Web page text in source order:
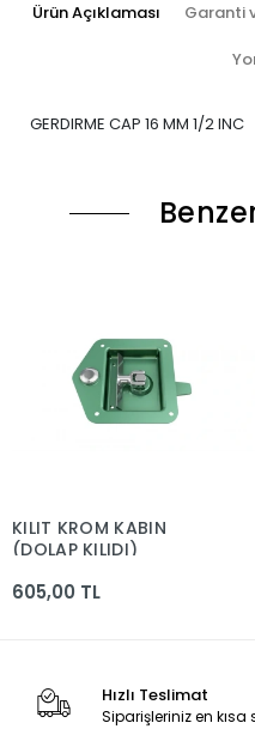
Ürün Açıklaması Garanti
GERDIRME CAP 16 MM 1/2 INC
KILIT KROM KABIN
(DOLAP KILIDI)
605,00 TL
Hızlı Teslimat
Siparişleriniz en kısa